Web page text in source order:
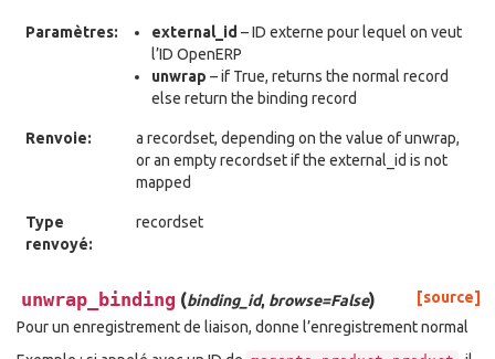
Paramètres: external_id – ID externe pour lequel on veut
l’ID OpenERP
unwrap – if True, returns the normal record
else return the binding record
Renvoie:
a recordset, depending on the value of unwrap,
or an empty recordset if the external_id is not
mapped
Type
renvoyé:
recordset
unwrap_binding (binding_id, browse=False)
[source]
Pour un enregistrement de liaison, donne l’enregistrement normal